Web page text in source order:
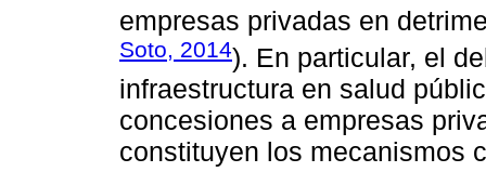
empresas privadas en
Soto, 2014). En particular, el
infraestructura en salud
concesiones a empresas
constituyen los mecanismos